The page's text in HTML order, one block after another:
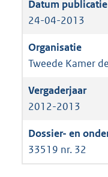
24-04-2013
Tweede Kamer
2012-2013
33519 nr. 32